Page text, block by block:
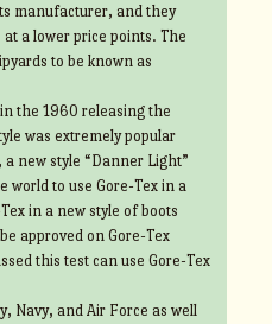
manufacturer, and they
a lower price points. The
to be known as
the 1960 releasing the
was extremely popular
new style “Danner Light”
world to use Gore-Tex in a
in a new style of boots
approved on Gore-Tex
this test can use Gore-Tex
Navy, and Air Force as well